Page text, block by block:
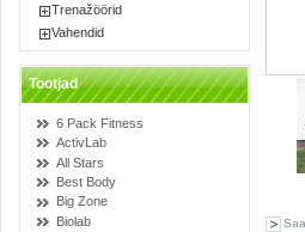
Trenažöörid
Vahendid
Tootjad
6 Pack Fitness
ActivLab
All Stars
Best Body
Big Zone
Biolab